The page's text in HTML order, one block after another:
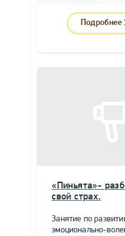
Подробнее
«Пиньята»-
свой страх.
Занятие по
эмоционально-